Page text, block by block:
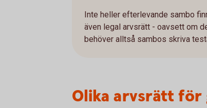
Inte heller efterlevande sambo
även legal arvsrätt - oavsett om
behöver alltså sambos skriva
Olika arvsrätt för